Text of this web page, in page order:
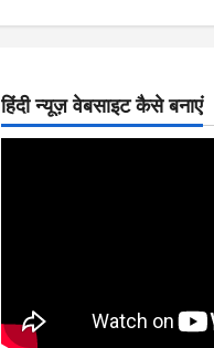
हिंदी न्यूज़ वेबसाइट कैसे बनाएं